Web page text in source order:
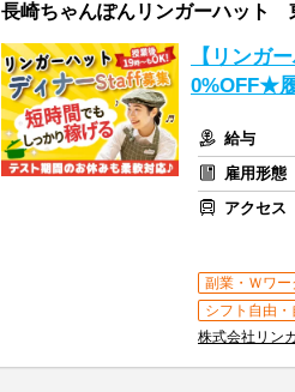
長崎ちゃんぽんリンガーハット
【リンガ
0%OFF★
給与
雇用形態
アクセス
副業・Ｗワー
シフト自由
株式会社リン